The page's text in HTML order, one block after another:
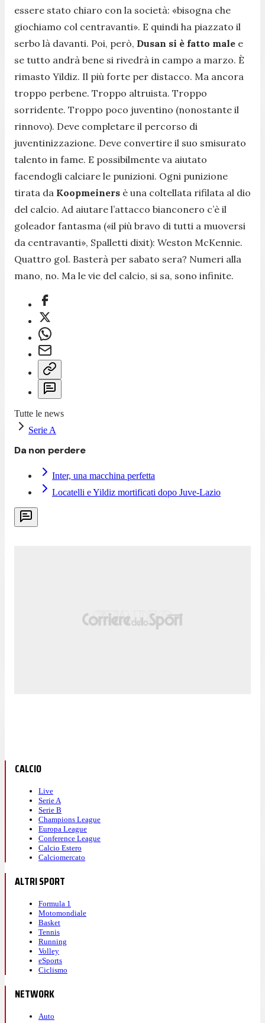
essere stato chiaro con la società: «bisogna che
giochiamo col centravanti». E quindi ha piazzato il
serbo là davanti. Poi, però, Dusan si è fatto male e
se tutto andrà bene si rivedrà in campo a marzo. È
rimasto Yildiz. Il più forte per distacco. Ma ancora
troppo perbene. Troppo altruista. Troppo
sorridente. Troppo poco juventino (nonostante il
rinnovo). Deve completare il percorso di
juventinizzazione. Deve convertire il suo smisurato
talento in fame. E possibilmente va aiutato
facendogli calciare le punizioni. Ogni punizione
tirata da Koopmeiners è una coltellata rifilata al dio
del calcio. Ad aiutare l’attacco bianconero c’è il
goleador fantasma («il più bravo di tutti a muoversi
da centravanti», Spalletti dixit): Weston McKennie.
Quattro gol. Basterà per sabato sera? Numeri alla
mano, no. Ma le vie del calcio, si sa, sono infinite.
Tutte le news
Serie A
Da non perdere
Inter, una macchina perfetta
Locatelli e Yildiz mortificati dopo Juve-Lazio
CALCIO
Live
Serie A
Serie B
Champions League
Europa League
Conference League
Calcio Estero
Calciomercato
ALTRI SPORT
Formula 1
Motomondiale
Basket
Tennis
Running
Volley
eSports
Ciclismo
NETWORK
Auto